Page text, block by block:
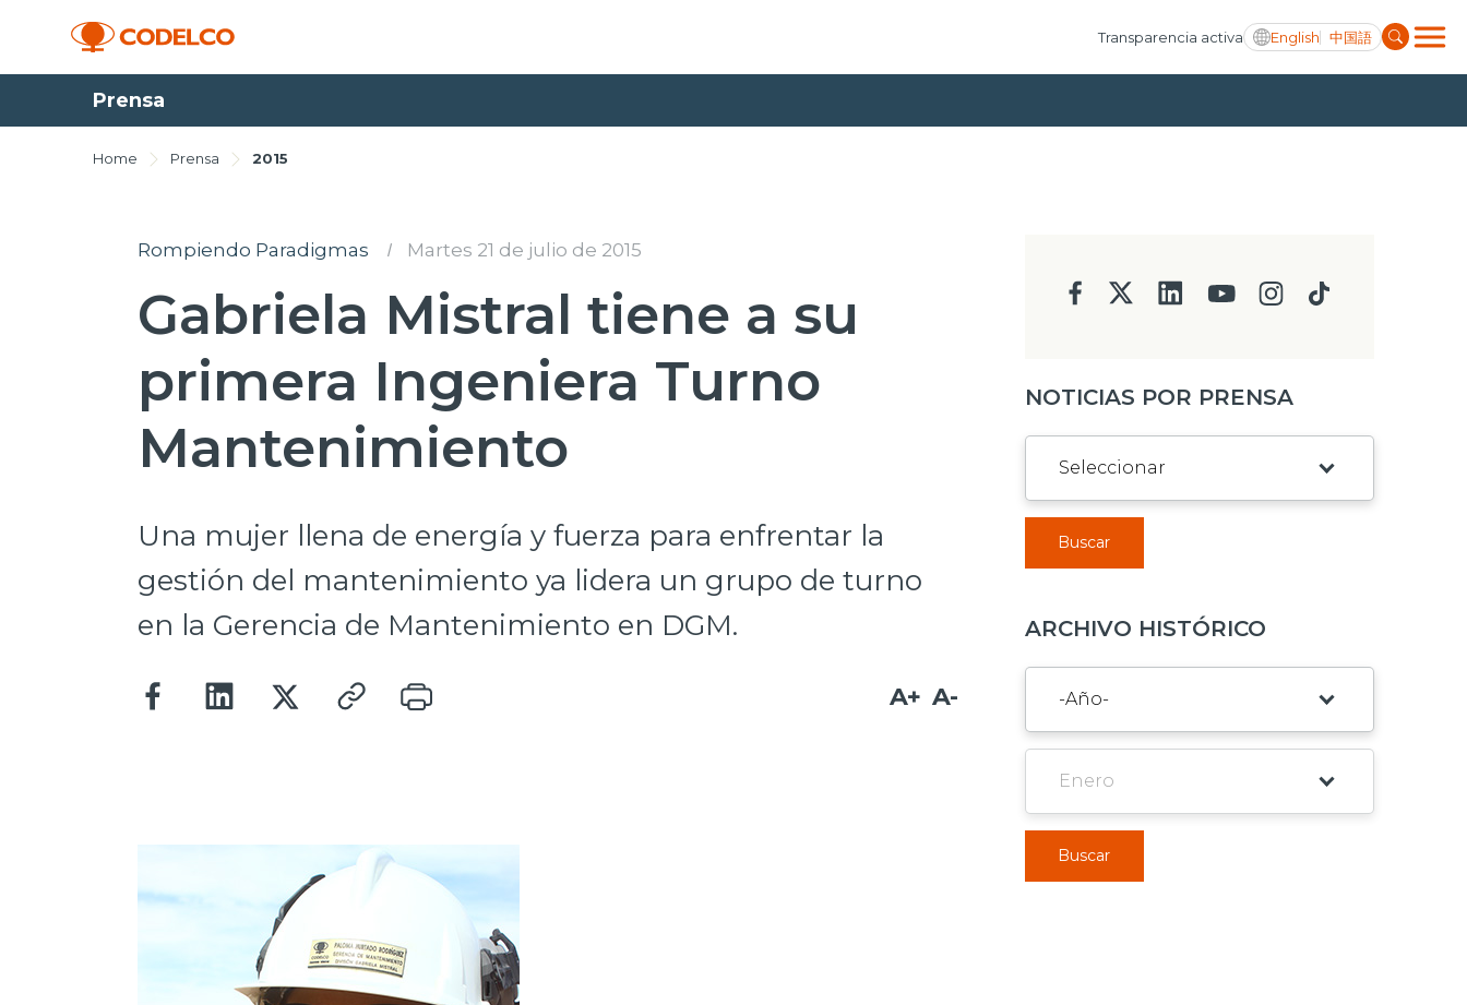
Transparencia activa English 中国語
Prensa
Home Prensa 2015
Rompiendo Paradigmas I Martes 21 de julio de 2015
Gabriela Mistral tiene a su
primera Ingeniera Turno
Mantenimiento
Una mujer llena de energía y fuerza para enfrentar la
gestión del mantenimiento ya lidera un grupo de turno
en la Gerencia de Mantenimiento en DGM.
A+ A-
NOTICIAS POR PRENSA
Buscar
ARCHIVO HISTÓRICO
Buscar